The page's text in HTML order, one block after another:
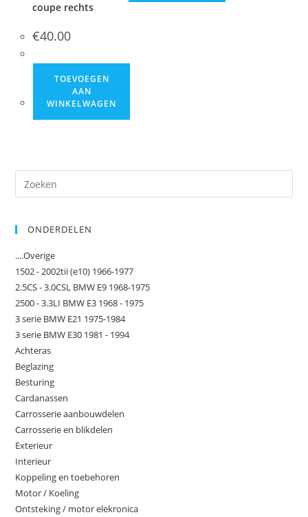
coupe rechts
€40.00
TOEVOEGEN
AAN
WINKELWAGEN
ONDERDELEN
....Overige
1502 - 2002tii (e10) 1966-1977
2.5CS - 3.0CSL BMW E9 1968-1975
2500 - 3.3LI BMW E3 1968 - 1975
3 serie BMW E21 1975-1984
3 serie BMW E30 1981 - 1994
Achteras
Beglazing
Besturing
Cardanassen
Carrosserie aanbouwdelen
Carrosserie en blikdelen
Exterieur
Interieur
Koppeling en toebehoren
Motor / Koeling
Ontsteking / motor elekronica